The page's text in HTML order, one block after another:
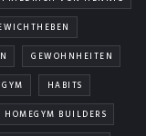
GEWOHNHEITEN
GYM HABITS
HOMEGYM BUILDERS